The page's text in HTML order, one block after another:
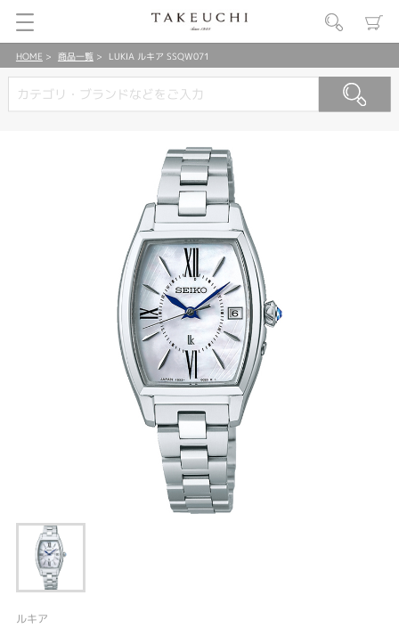
HOME 商品一覧 LUKIA ルキア SSQW071
ルキア